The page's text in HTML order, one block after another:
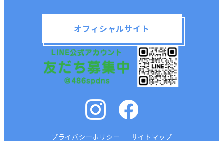
オフィシャルサイト
プライバシーポリシー サイトマップ